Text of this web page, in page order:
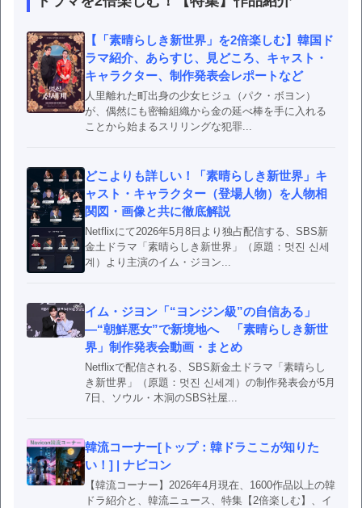
【「素晴らしき新世界」を2倍楽しむ】韓国ド
ラマ紹介、あらすじ、見どころ、キャスト・
キャラクター、制作発表会レポートなど
人里離れた町出身の少女ヒジュ（パク・ボヨン）
が、偶然にも密輸組織から金の延べ棒を手に入れる
ことから始まるスリリングな犯罪...
どこよりも詳しい！「素晴らしき新世界」キ
ャスト・キャラクター（登場人物）を人物相
関図・画像と共に徹底解説
Netflixにて2026年5月8日より独占配信する、SBS新
金土ドラマ「素晴らしき新世界」（原題：멋진 신세
계）より主演のイム・ジヨン...
イム・ジヨン「“ヨンジン級”の自信ある」
―“朝鮮悪女”で新境地へ 「素晴らしき新世
界」制作発表会動画・まとめ
Netflixで配信される、SBS新金土ドラマ「素晴らし
き新世界」（原題：멋진 신세계）の制作発表会が5月
7日、ソウル・木洞のSBS社屋...
韓流コーナー[トップ：韓ドラここが知りた
い！] | ナビコン
【韓流コーナー】2026年4月現在、1600作品以上の韓
ドラ紹介と、韓流ニュース、特集【2倍楽しむ】、イ